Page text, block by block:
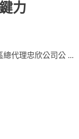
力
代理忠欣公司公 ...